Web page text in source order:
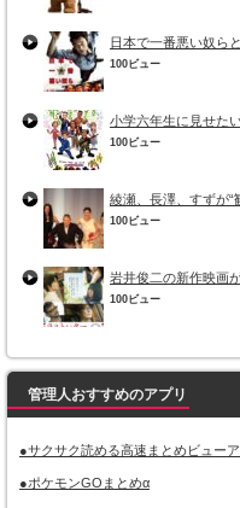
日本で一番悪い奴ら
100ビュー
小学六年生に見せた
100ビュー
綾瀬、長澤、すずが“
100ビュー
岩井俊二の新作映画
100ビュー
管理人おすすめのアプリ
●サクサク読める高速まとめビュー
●ポケモンGOまとめα